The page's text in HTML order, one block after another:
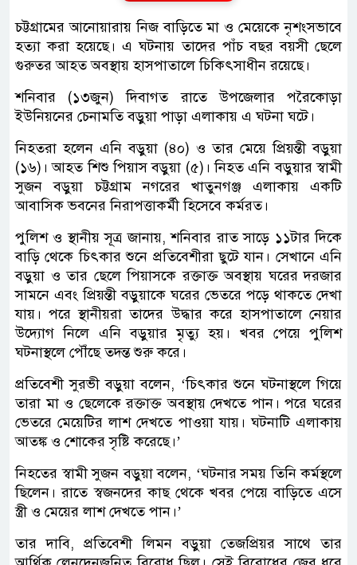
চট্টগ্রামের আনোয়ারায় নিজ বাড়িতে মা ও মেয়েকে নৃশংসভাবে
হত্যা করা হয়েছে। এ ঘটনায় তাদের পাঁচ বছর বয়সী ছেলে
গুরুতর আহত অবস্থায় হাসপাতালে চিকিৎসাধীন রয়েছে।
শনিবার (১৩জুন) দিবাগত রাতে উপজেলার পরৈকোড়া
ইউনিয়নের চেনামতি বড়ুয়া পাড়া এলাকায় এ ঘটনা ঘটে।
নিহতরা হলেন এনি বড়ুয়া (৪০) ও তার মেয়ে প্রিয়ন্তী বড়ুয়া
(১৬)। আহত শিশু পিয়াস বড়ুয়া (৫)। নিহত এনি বড়ুয়ার স্বামী
সুজন বড়ুয়া চট্টগ্রাম নগরের খাতুনগঞ্জ এলাকায় একটি
আবাসিক ভবনের নিরাপত্তাকর্মী হিসেবে কর্মরত।
পুলিশ ও স্থানীয় সূত্র জানায়, শনিবার রাত সাড়ে ১১টার দিকে
বাড়ি থেকে চিৎকার শুনে প্রতিবেশীরা ছুটে যান। সেখানে এনি
বড়ুয়া ও তার ছেলে পিয়াসকে রক্তাক্ত অবস্থায় ঘরের দরজার
সামনে এবং প্রিয়ন্তী বড়ুয়াকে ঘরের ভেতরে পড়ে থাকতে দেখা
যায়। পরে স্থানীয়রা তাদের উদ্ধার করে হাসপাতালে নেয়ার
উদ্যোগ নিলে এনি বড়ুয়ার মৃত্যু হয়। খবর পেয়ে পুলিশ
ঘটনাস্থলে পৌঁছে তদন্ত শুরু করে।
প্রতিবেশী সুরভী বড়ুয়া বলেন, ‘চিৎকার শুনে ঘটনাস্থলে গিয়ে
তারা মা ও ছেলেকে রক্তাক্ত অবস্থায় দেখতে পান। পরে ঘরের
ভেতরে মেয়েটির লাশ দেখতে পাওয়া যায়। ঘটনাটি এলাকায়
আতঙ্ক ও শোকের সৃষ্টি করেছে।’
নিহতের স্বামী সুজন বড়ুয়া বলেন, ‘ঘটনার সময় তিনি কর্মস্থলে
ছিলেন। রাতে স্বজনদের কাছ থেকে খবর পেয়ে বাড়িতে এসে
স্ত্রী ও মেয়ের লাশ দেখতে পান।’
তার দাবি, প্রতিবেশী লিমন বড়ুয়া তেজপ্রিয়র সাথে তার